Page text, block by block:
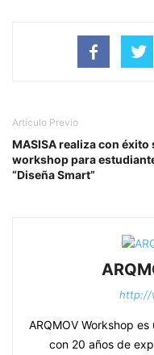
Artículo Previo
MASISA realiza con éxito
workshop para
“Diseña Smart”
http://
ARQMOV Workshop
con 20 años de